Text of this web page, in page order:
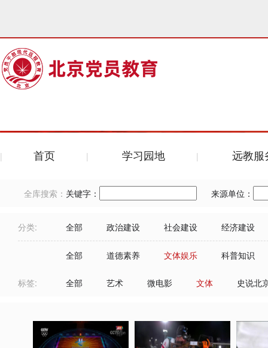
首页 学习园地 远教服
全库搜索： 关键字： 来源单位：
分类: 全部 政治建设 社会建设 经济建设
全部 道德素养 文体娱乐 科普知识
标签: 全部 艺术 微电影 文体 史说北